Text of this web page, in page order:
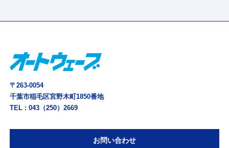
〒263-0054
千葉市稲毛区宮野木町1850番地
TEL :043（250）2669
お問い合わせ